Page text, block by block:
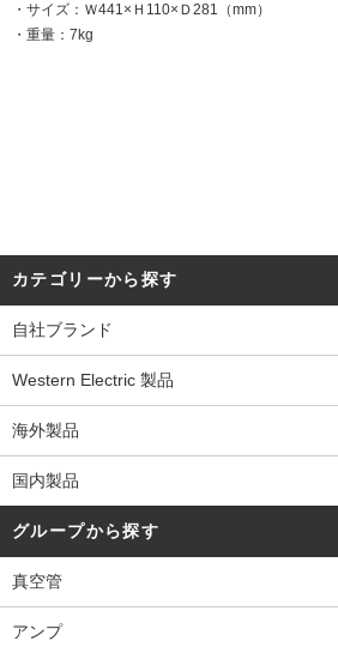
・サイズ：Ｗ441×Ｈ110×Ｄ281（mm）
・重量：7kg
カテゴリーから探す
自社ブランド
Western Electric 製品
海外製品
国内製品
グループから探す
真空管
アンプ